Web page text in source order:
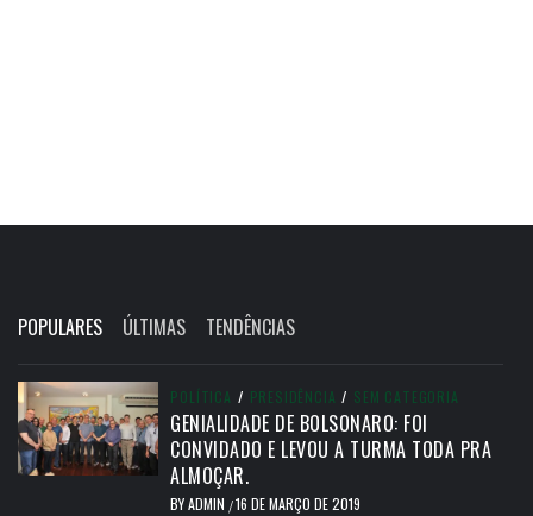
POPULARES ÚLTIMAS TENDÊNCIAS
POLÍTICA / PRESIDÊNCIA / SEM CATEGORIA
GENIALIDADE DE BOLSONARO: FOI
CONVIDADO E LEVOU A TURMA TODA PRA
ALMOÇAR.
BYADMIN /16 DE MARÇO DE 2019